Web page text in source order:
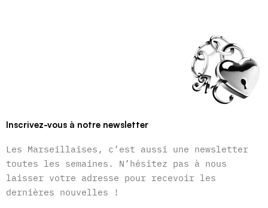
Inscrivez-vous à notre newsletter
Les Marseillaises, c’est aussi une newsletter
toutes les semaines. N’hésitez pas à nous
laisser votre adresse pour recevoir les
dernières nouvelles !